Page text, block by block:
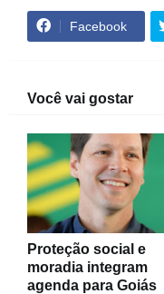
Facebook
Você vai gostar
Proteção social e
moradia integram
agenda para Goiás